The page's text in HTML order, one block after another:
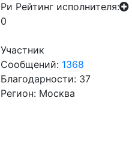
Ри Рейтинг исполнителя:
0
Участник
Сообщений: 1368
Благодарности: 37
Регион: Москва